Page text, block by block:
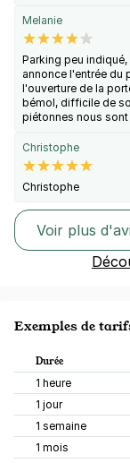
Melanie
Parking peu
annonce l'entrée du
l'ouverture de la
bémol, difficile de
piétonnes nous sont
Christophe
Christophe
Voir plus
Exemples de
Durée
1 heure
1 jour
1 semaine
1 mois